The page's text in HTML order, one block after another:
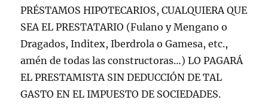
PRÉSTAMOS HIPOTECARIOS, CUALQUIERA QUE
SEA EL PRESTATARIO (Fulano y Mengano o
Dragados, Inditex, Iberdrola o Gamesa, etc.,
amén de todas las constructoras…) LO PAGARÁ
EL PRESTAMISTA SIN DEDUCCIÓN DE TAL
GASTO EN EL IMPUESTO DE SOCIEDADES.